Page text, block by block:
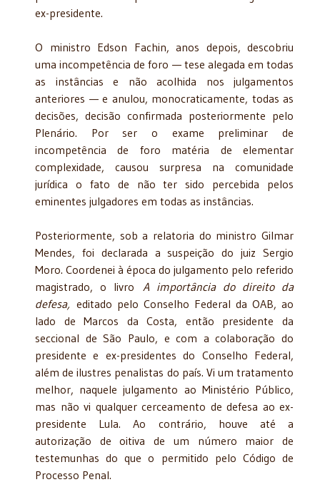
ex-presidente.
O ministro Edson Fachin, anos depois, descobriu
uma incompetência de foro — tese alegada em todas
as instâncias e não acolhida nos julgamentos
anteriores — e anulou, monocraticamente, todas as
decisões, decisão confirmada posteriormente pelo
Plenário. Por ser o exame preliminar de
incompetência de foro matéria de elementar
complexidade, causou surpresa na comunidade
jurídica o fato de não ter sido percebida pelos
eminentes julgadores em todas as instâncias.
Posteriormente, sob a relatoria do ministro Gilmar
Mendes, foi declarada a suspeição do juiz Sergio
Moro. Coordenei à época do julgamento pelo referido
magistrado, o livro A importância do direito da
defesa, editado pelo Conselho Federal da OAB, ao
lado de Marcos da Costa, então presidente da
seccional de São Paulo, e com a colaboração do
presidente e ex-presidentes do Conselho Federal,
além de ilustres penalistas do país. Vi um tratamento
melhor, naquele julgamento ao Ministério Público,
mas não vi qualquer cerceamento de defesa ao ex-
presidente Lula. Ao contrário, houve até a
autorização de oitiva de um número maior de
testemunhas do que o permitido pelo Código de
Processo Penal.